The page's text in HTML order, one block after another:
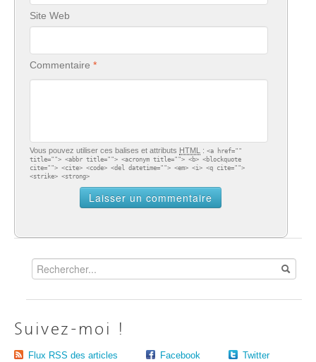
Site Web
Commentaire
Vous pouvez utiliser ces balises et attributs HTML : <a href=""
title=""> <abbr title=""> <acronym title=""> <b> <blockquote
cite=""> <cite> <code> <del datetime=""> <em> <i> <q cite="">
<strike> <strong>
Suivez-moi !
Flux RSS des articles Facebook
Twitter